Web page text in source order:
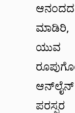
ಆನಂದದ
ಮಾಡಿರಿ,
ಯುವ